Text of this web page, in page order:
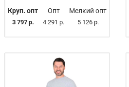
Круп. опт
3 797 р.
Опт
4 291 р.
Мелкий опт
5 126 р.